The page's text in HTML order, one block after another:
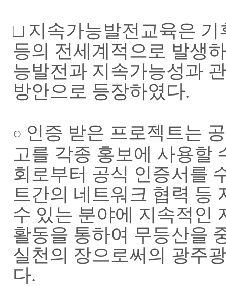
□ 지속가능발전교육은
등의 전세계적으로 발생
능발전과 지속가능성과
방안으로 등장하였다.
○ 인증 받은 프로젝트는
고를 각종 홍보에 사용할
회로부터 공식 인증서를
트간의 네트워크 협력 등
수 있는 분야에 지속적인
활동을 통하여 무등산을
실천의 장으로써의 광주
다.